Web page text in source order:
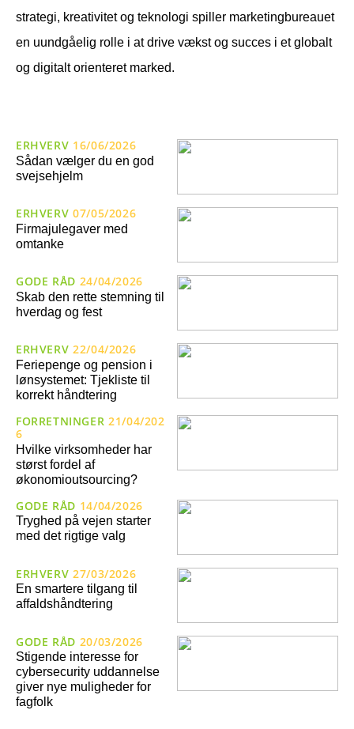
strategi, kreativitet og teknologi spiller marketingbureauet
en uundgåelig rolle i at drive vækst og succes i et globalt
og digitalt orienteret marked.
ERHVERV 16/06/2026
Sådan vælger du en god
svejsehjelm
ERHVERV 07/05/2026
Firmajulegaver med
omtanke
GODE RÅD 24/04/2026
Skab den rette stemning til
hverdag og fest
ERHVERV 22/04/2026
Feriepenge og pension i
lønsystemet: Tjekliste til
korrekt håndtering
FORRETNINGER 21/04/202
6
Hvilke virksomheder har
størst fordel af
økonomioutsourcing?
GODE RÅD 14/04/2026
Tryghed på vejen starter
med det rigtige valg
ERHVERV 27/03/2026
En smartere tilgang til
affaldshåndtering
GODE RÅD 20/03/2026
Stigende interesse for
cybersecurity uddannelse
giver nye muligheder for
fagfolk